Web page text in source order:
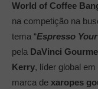
World of Coffee
na competição na
tema “Espresso
pela DaVinci
Kerry, líder global em
marca de xaropes